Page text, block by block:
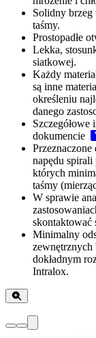
Solidny brzeg
taśmy.
Prostopadłe
Lekka,
siatkowej.
Każdy
są inne
określeniu
danego
Szczegółowe
dokumencie
napędu spirali
których
taśmy
W sprawie
skontaktować
Minimalny
zewnętrznych
dokładnym
Intralox.